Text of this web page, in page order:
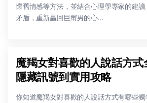
懷舊情感等方法，並結合心理學專家的建
矛盾，重新贏回巨蟹男的心...
魔羯女對喜歡的人說話方式
隱藏訊號到實用攻略
你知道魔羯女對喜歡的人說話方式有哪些